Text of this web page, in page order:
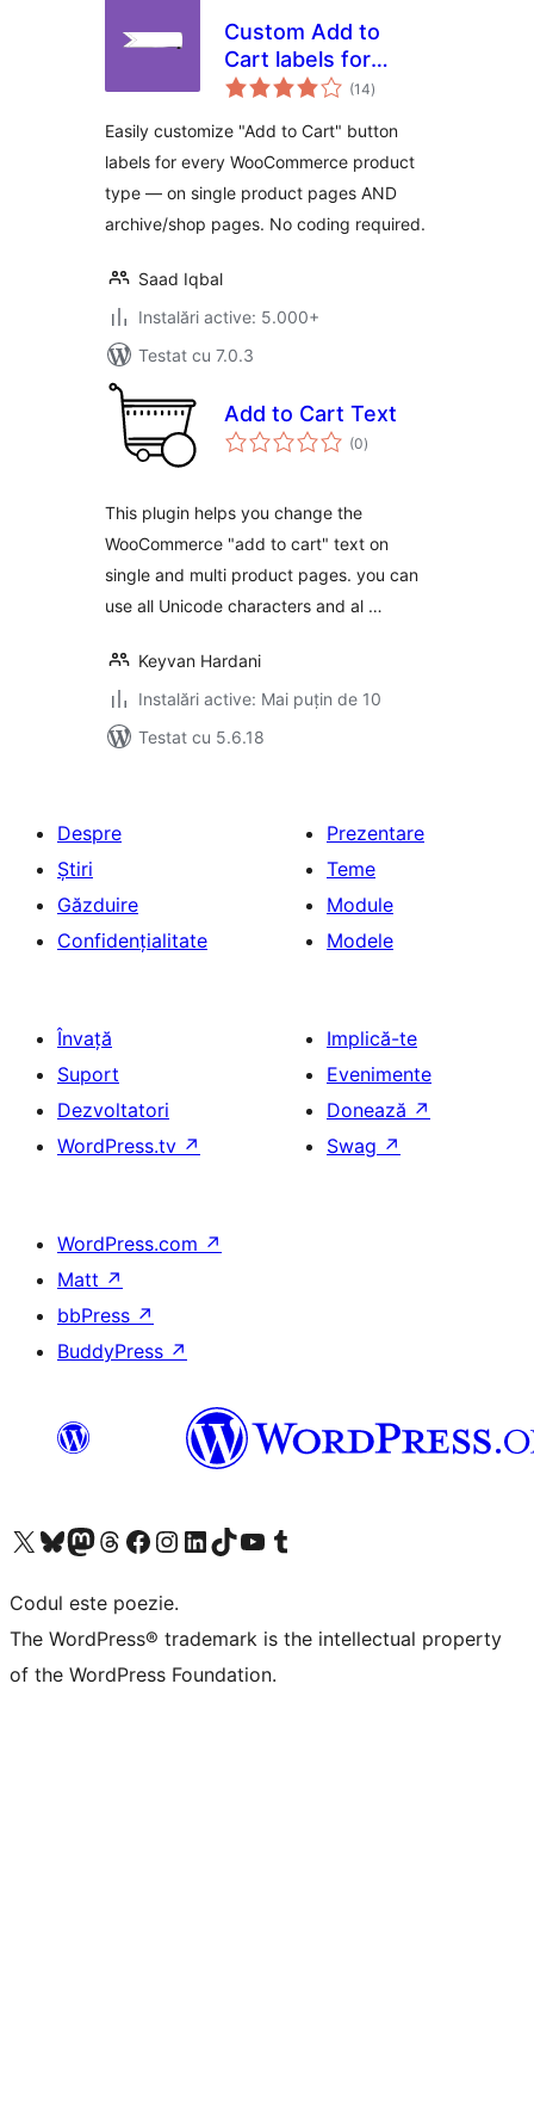
Custom Add to
Cart labels for
WooCommerce
(14total
aprecieri
)
Easily customize "Add to Cart" button
labels for every WooCommerce product
type — on single product pages AND
archive/shop pages. No coding required.
Saad Iqbal
Instalări active: 5.000+
Testat cu 7.0.3
Add to Cart Text
(0total
aprecieri
)
This plugin helps you change the
WooCommerce "add to cart" text on
single and multi product pages. you can
use all Unicode characters and al …
Keyvan Hardani
Instalări active: Mai puțin de 10
Testat cu 5.6.18
Despre
Știri
Găzduire
Confidențialitate
Prezentare
Teme
Module
Modele
Învață
Suport
Dezvoltatori
WordPress.tv ↗
Implică-te
Evenimente
Donează ↗
Swag ↗
WordPress.com ↗
Matt ↗
bbPress ↗
BuddyPress ↗
Mergi la contul nostru X (fost Twitter)
Vizitează contul nostru Bluesky
Vizitează contul nostru Mastodon
Vizitează contul nostru Threads
Vizitează pagina noastră Facebook
Vizitează-ne pe Instagram
Vizitează-ne pe LinkedIn
Vizitează contul nostru TikTok
Vizitează canalul nostru YouTube
Vizitează contul nostru Tumblr
Codul este poezie.
The WordPress® trademark is the intellectual property
of the WordPress Foundation.